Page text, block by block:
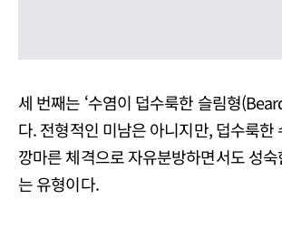
세 번째는 ‘수염이 덥수룩한 슬림형
다. 전형적인 미남은 아니지만, 덥수룩한
깡마른 체격으로 자유분방하면서도 성
는 유형이다.